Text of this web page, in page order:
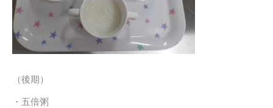
（後期）
・五倍粥